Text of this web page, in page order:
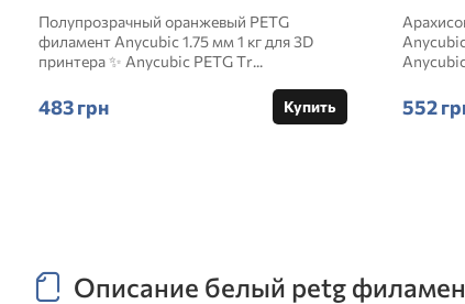
Полупрозрачный оранжевый PETG
филамент Anycubic 1.75 мм 1 кг для 3D
принтера ✨ Anycubic PETG Tr...
483 грн Купить 552
Описание белый petg